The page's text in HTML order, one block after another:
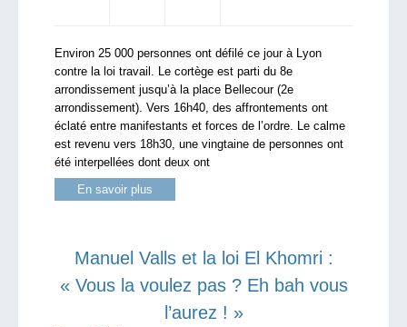
Environ 25 000 personnes ont défilé ce jour à Lyon
contre la loi travail. Le cortège est parti du 8e
arrondissement jusqu’à la place Bellecour (2e
arrondissement). Vers 16h40, des affrontements ont
éclaté entre manifestants et forces de l’ordre. Le calme
est revenu vers 18h30, une vingtaine de personnes ont
été interpellées dont deux ont
En savoir plus
Manuel Valls et la loi El Khomri :
« Vous la voulez pas ? Eh bah vous
l’aurez ! »